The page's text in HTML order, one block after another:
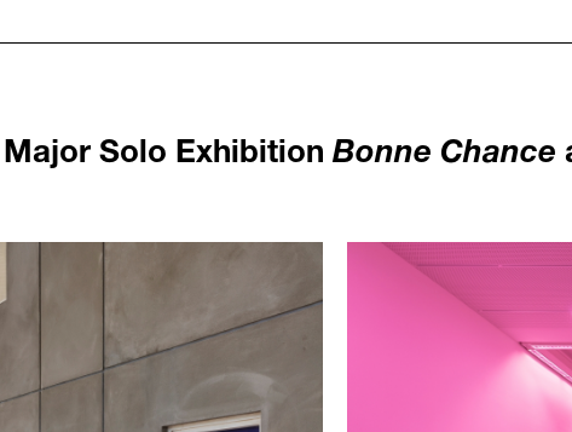
Solo ExhibitionBonne Chance
1236
/upload/news/
Elmgreen & Dragset
November 24, 2023 -
Installation view ofBonne
© Photo Andrea Rossetti et